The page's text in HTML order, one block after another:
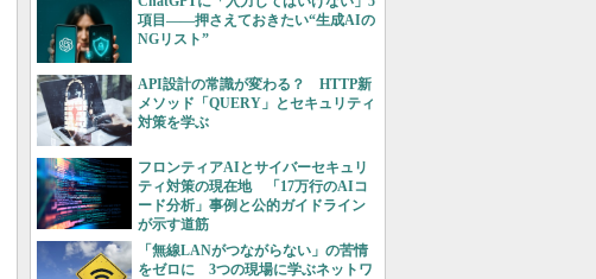
項目――押さえておきたい“生成AIの
NGリスト”
API設計の常識が変わる？ HTTP新
メソッド「QUERY」とセキュリティ
対策を学ぶ
フロンティアAIとサイバーセキュリ
ティ対策の現在地 「17万行のAIコ
ード分析」事例と公的ガイドライン
が示す道筋
「無線LANがつながらない」の苦情
をゼロに 3つの現場に学ぶネットワ